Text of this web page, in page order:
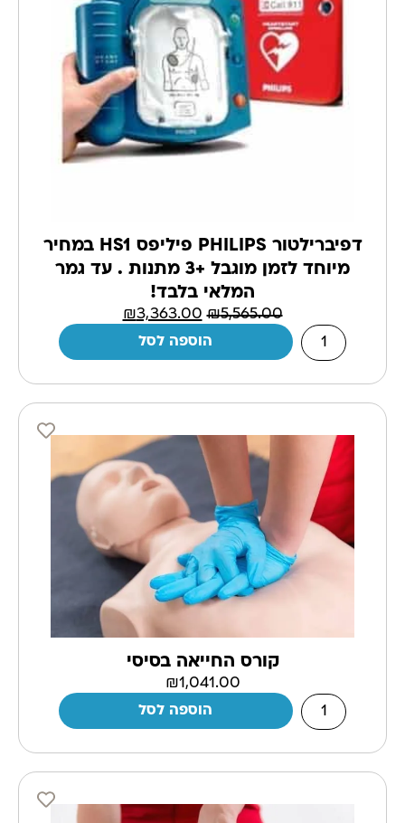
דפיברילטור PHILIPS פיליפס HS1 במחיר
מיוחד לזמן מוגבל +3 מתנות . עד גמר
המלאי בלבד!
₪5,565.00
₪3,363.00
הוספה לסל
קורס החייאה בסיסי
₪1,041.00
הוספה לסל